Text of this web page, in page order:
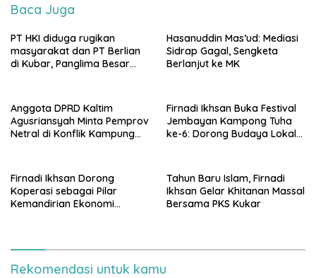
Baca Juga
PT HKI diduga rugikan
masyarakat dan PT Berlian
di Kubar, Panglima Besar
Hasanuddin Mas’ud: Mediasi
Sidrap Gagal, Sengketa
Berlanjut ke MK
Anggota DPRD Kaltim
Agusriansyah Minta Pemprov
Netral di Konflik Kampung
Firnadi Ikhsan Buka Festival
Jembayan Kampong Tuha
ke-6: Dorong Budaya Lokal
Firnadi Ikhsan Dorong
Koperasi sebagai Pilar
Kemandirian Ekonomi
Tahun Baru Islam, Firnadi
Ikhsan Gelar Khitanan Massal
Bersama PKS Kukar
Rekomendasi untuk kamu